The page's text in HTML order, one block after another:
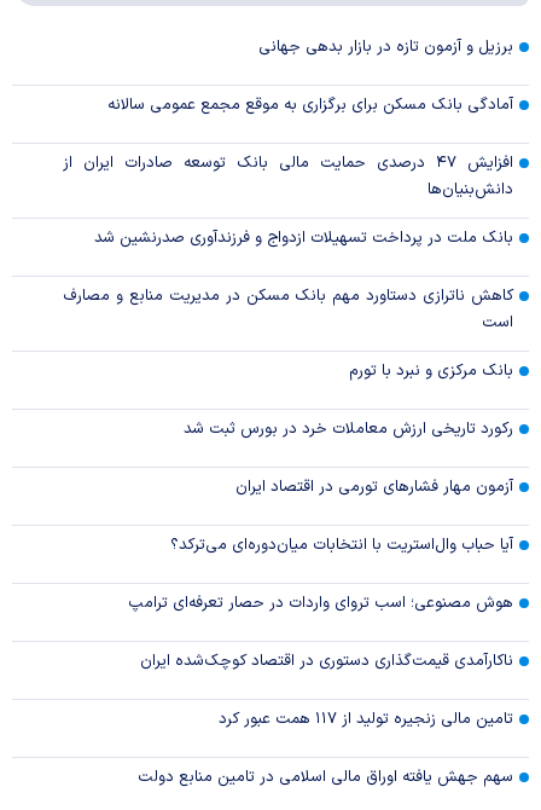
برزیل و آزمون تازه در بازار بدهی جهانی
آمادگی بانک مسکن برای برگزاری به موقع مجمع عمومی سالانه
افزایش ۴۷ درصدی حمایت مالی بانک توسعه صادرات ایران از
دانش‌بنیان‌ها
بانک ملت در پرداخت تسهیلات ازدواج و فرزندآوری صدرنشین شد
کاهش ناترازی دستاورد مهم بانک مسکن در مدیریت منابع و مصارف
است
بانک مرکزی و نبرد با تورم
رکورد تاریخی ارزش معاملات خرد در بورس ثبت شد
آزمون مهار فشار‌های تورمی در اقتصاد ایران
آیا حباب وال‌استریت با انتخابات میان‌دوره‌ای می‌ترکد؟
هوش مصنوعی؛ اسب تروای واردات در حصار تعرفه‌ای ترامپ
ناکارآمدی قیمت‌گذاری دستوری در اقتصاد کوچک‌شده ایران
تامین مالی زنجیره تولید از ۱۱۷ همت عبور کرد
سهم جهش یافته اوراق مالی اسلامی در تامین منابع دولت